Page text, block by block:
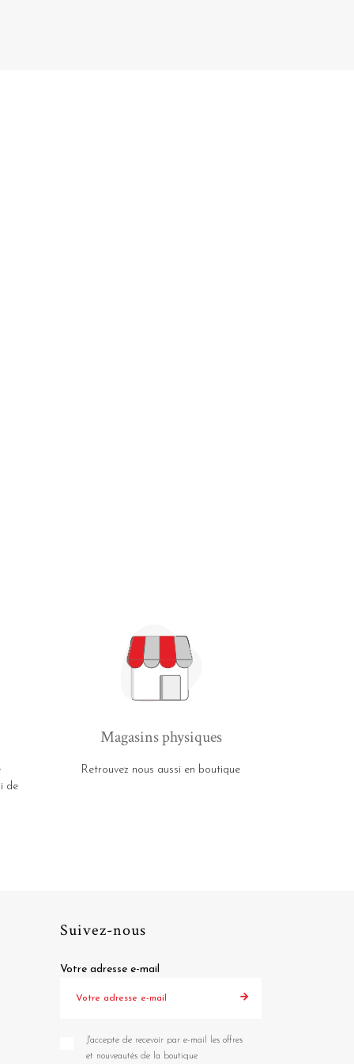
de
Magasins physiques
Retrouvez nous aussi en boutique
Suivez-nous
Votre adresse e-mail
J'accepte de recevoir par e-mail les offres
et nouveautés de la boutique